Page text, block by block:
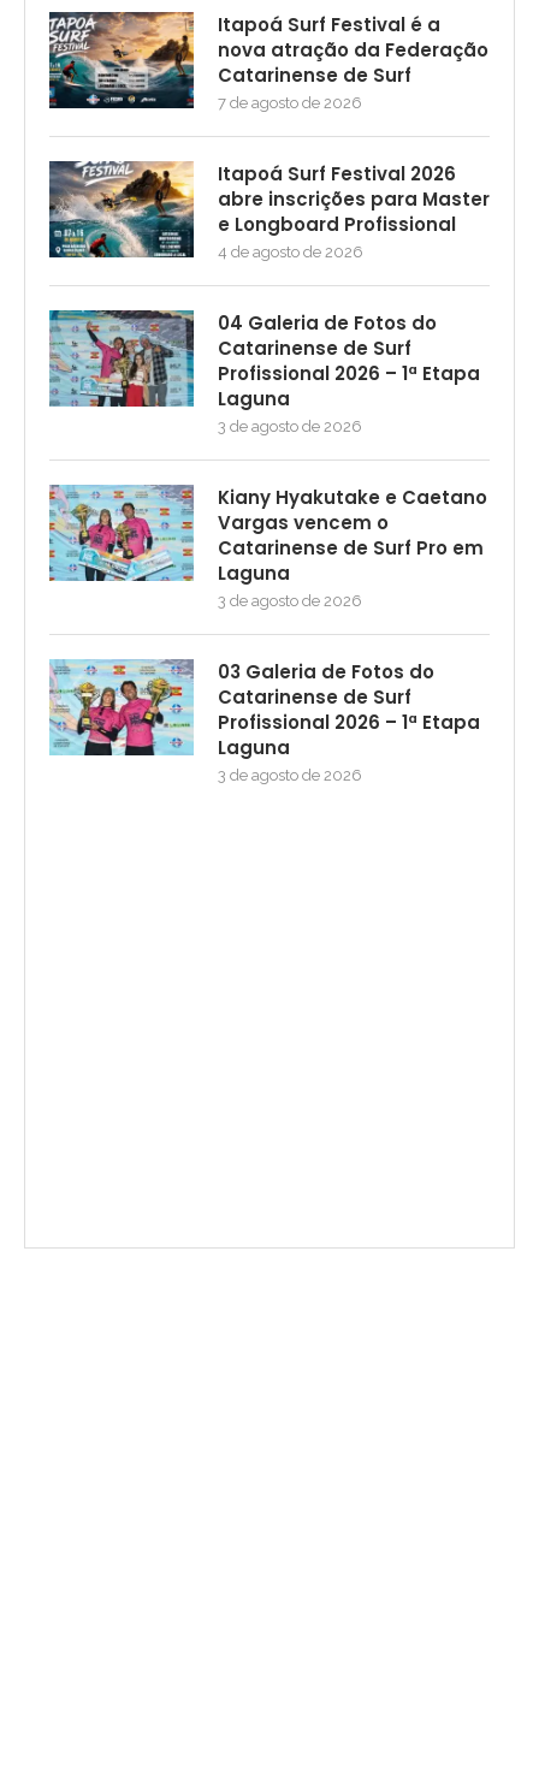
Itapoá Surf Festival é a
nova atração da Federação
Catarinense de Surf
7 de agosto de 2026
Itapoá Surf Festival 2026
abre inscrições para Master
e Longboard Profissional
4 de agosto de 2026
04 Galeria de Fotos do
Catarinense de Surf
Profissional 2026 – 1ª Etapa
Laguna
3 de agosto de 2026
Kiany Hyakutake e Caetano
Vargas vencem o
Catarinense de Surf Pro em
Laguna
3 de agosto de 2026
03 Galeria de Fotos do
Catarinense de Surf
Profissional 2026 – 1ª Etapa
Laguna
3 de agosto de 2026